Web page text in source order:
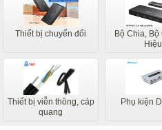
Thiết bị chuyển đổi
Bộ Chia, Bộ
Hiệu
Thiết bị viễn thông, cáp
quang
Phụ kiện